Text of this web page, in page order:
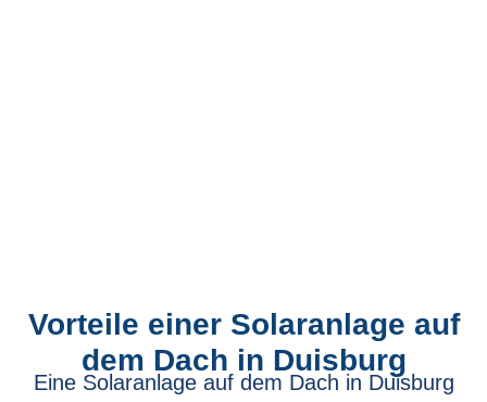
Vorteile einer Solaranlage auf
dem Dach in Duisburg
Eine Solaranlage auf dem Dach in Duisburg